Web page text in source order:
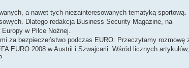
a nawet tych niezainteresowanych tematyką sportową.
Dlatego redakcja Business Security Magazine, na
w Piłce Nożnej.
za bezpieczeństwo podczas EURO. Przeczytamy rozmowę
EURO 2008 w Austrii i Szwajcarii. Wśród licznych artykułów,